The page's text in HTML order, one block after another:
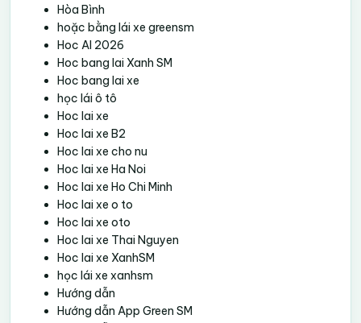
Hòa Bình
hoặc bằng lái xe greensm
Hoc AI 2026
Hoc bang lai Xanh SM
Hoc bang lai xe
học lái ô tô
Hoc lai xe
Hoc lai xe B2
Hoc lai xe cho nu
Hoc lai xe Ha Noi
Hoc lai xe Ho Chi Minh
Hoc lai xe o to
Hoc lai xe oto
Hoc lai xe Thai Nguyen
Hoc lai xe XanhSM
học lái xe xanhsm
Hướng dẫn
Hướng dẫn App Green SM